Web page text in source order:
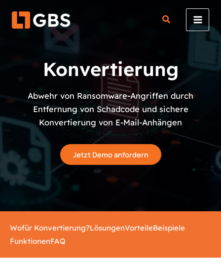
Inhalt
Konvertierung
Abwehr von Ransomware-Angriffen durch
Entfernung von Schadcode und sichere
Konvertierung von E-Mail-Anhängen
Jetzt Demo anfordern
Wofür Konvertierung?LösungenVorteileBeispiele
FunktionenFAQ